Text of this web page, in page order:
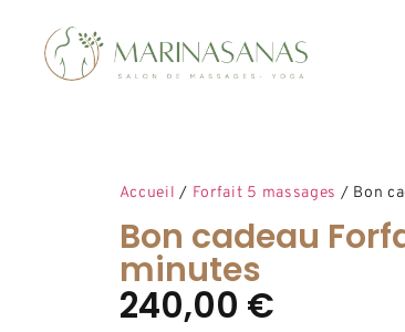
Accueil / Forfait 5 massages / Bon
Bon cadeau
minutes
240,00 €